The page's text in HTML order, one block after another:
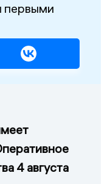
первыми
4 августа